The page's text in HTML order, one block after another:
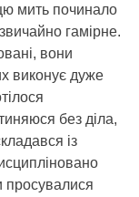
мить починало
гамірне.
вони
виконує дуже
без діла,
із
просувалися